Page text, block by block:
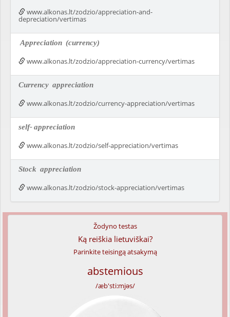
www.alkonas.lt/zodzio/appreciation-and-
depreciation/vertimas
Appreciation (currency)
www.alkonas.lt/zodzio/appreciation-currency/vertimas
Currency appreciation
www.alkonas.lt/zodzio/currency-appreciation/vertimas
self-appreciation
www.alkonas.lt/zodzio/self-appreciation/vertimas
Stock appreciation
www.alkonas.lt/zodzio/stock-appreciation/vertimas
Žodyno testas
Ką reiškia lietuviškai?
Parinkite teisingą atsakymą
abstemious
/æb'sti:mjəs/